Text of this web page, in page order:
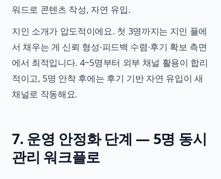
워드로 콘텐츠 작성, 자연 유입.
지인 소개가 압도적이에요. 첫 3명까지는 지인 풀에
서 채우는 게 신뢰 형성·피드백 수렴·후기 확보 측면
에서 최적입니다. 4~5명부터 외부 채널 활용이 합리
적이고, 5명 안착 후에는 후기 기반 자연 유입이 새
채널로 작동해요.
7. 운영 안정화 단계 — 5명 동시
관리 워크플로